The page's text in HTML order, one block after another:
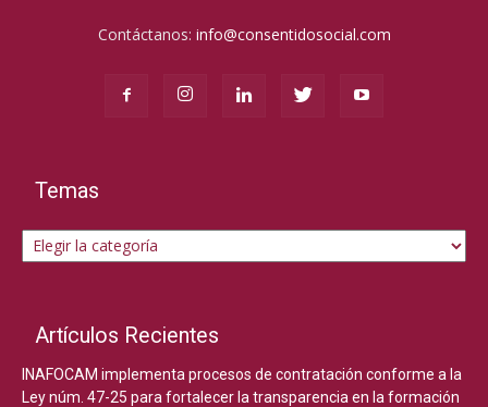
Contáctanos: info@consentidosocial.com
Temas
Temas
Artículos Recientes
INAFOCAM implementa procesos de contratación conforme a la
Ley núm. 47-25 para fortalecer la transparencia en la formación